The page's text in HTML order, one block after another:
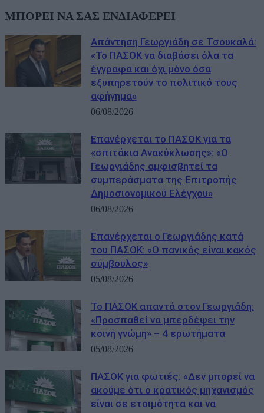
ΜΠΟΡΕΙ ΝΑ ΣΑΣ ΕΝΔΙΑΦΕΡΕΙ
Απάντηση Γεωργιάδη σε Τσουκαλά:
«Το ΠΑΣΟΚ να διαβάσει όλα τα
έγγραφα και όχι μόνο όσα
εξυπηρετούν το πολιτικό τους
αφήγημα»
06/08/2026
Επανέρχεται το ΠΑΣΟΚ για τα
«σπιτάκια Ανακύκλωσης»: «Ο
Γεωργιάδης αμφισβητεί τα
συμπεράσματα της Επιτροπής
Δημοσιονομικού Ελέγχου»
06/08/2026
Επανέρχεται ο Γεωργιάδης κατά
του ΠΑΣΟΚ: «Ο πανικός είναι κακός
σύμβουλος»
05/08/2026
Το ΠΑΣΟΚ απαντά στον Γεωργιάδη:
«Προσπαθεί να μπερδέψει την
κοινή γνώμη» – 4 ερωτήματα
05/08/2026
ΠΑΣΟΚ για φωτιές: «Δεν μπορεί να
ακούμε ότι ο κρατικός μηχανισμός
είναι σε ετοιμότητα και να